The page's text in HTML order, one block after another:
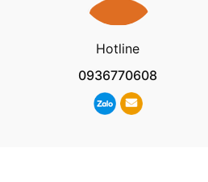
Hotline
0936770608